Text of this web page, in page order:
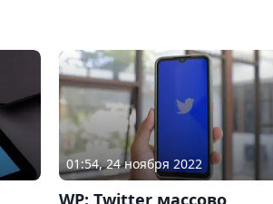
01:54, 24 ноября 2022
WP: Twitter массово